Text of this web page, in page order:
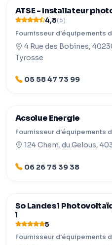
ATSE - Installateur
4,8(5)
Fournisseur d'équipements
4 Rue des Bobines,
Tyrosse
05 58 47 73 99
Acsolue Energie
Fournisseur d'équipements
124 Chem. du Gelous,
06 26 75 39 38
So Landes l
l
5
Fournisseur d'équipements